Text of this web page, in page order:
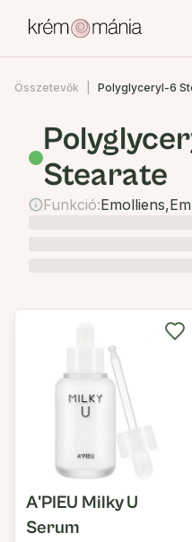
Összetevők Polyglyceryl-6
Stearate
Funkció:Emolliens,
A'PIEU Milky U
Serum